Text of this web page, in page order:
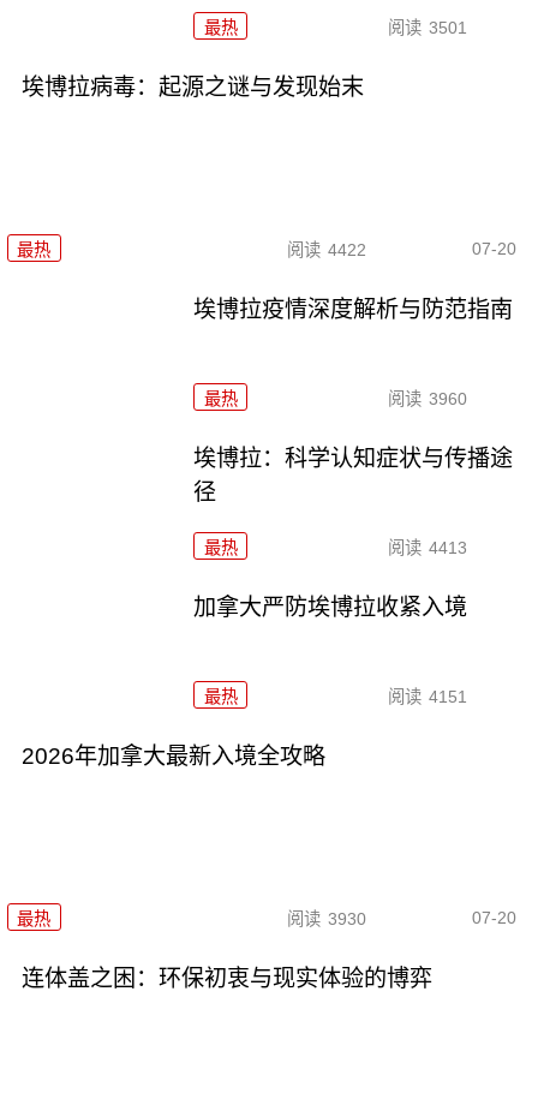
最热 阅读 3501
埃博拉病毒：起源之谜与发现始末
最热 阅读 4422 07-20
埃博拉疫情深度解析与防范指南
最热 阅读 3960
埃博拉：科学认知症状与传播途
径
最热 阅读 4413
加拿大严防埃博拉收紧入境
最热 阅读 4151
2026年加拿大最新入境全攻略
最热 阅读 3930 07-20
连体盖之困：环保初衷与现实体验的博弈